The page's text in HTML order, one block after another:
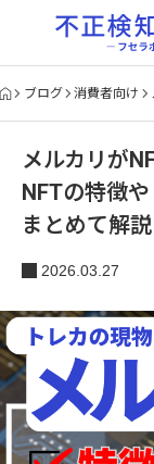
ブログ 消費者向け
メルカリが
NFTの特徴
まとめて解説
2026.03.27